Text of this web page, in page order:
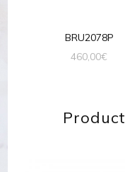
BRU2078P
460,00€